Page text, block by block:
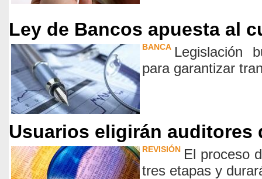
Ley de Bancos apuesta al
BANCA Legislación
para garantizar
Usuarios eligirán auditores
REVISIÓN El proceso
tres etapas y